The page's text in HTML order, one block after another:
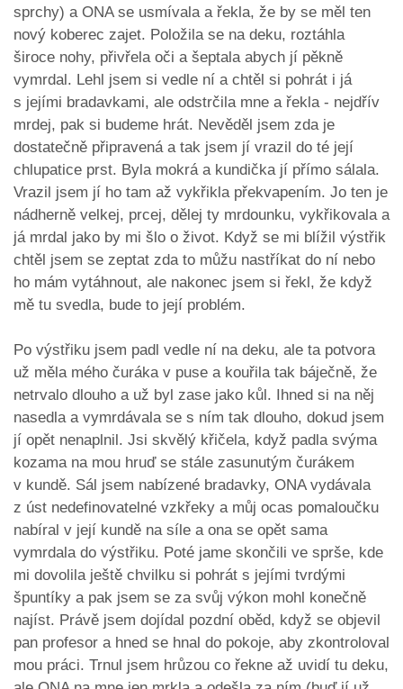
sprchy) a ONA se usmívala a řekla, že by se měl ten
nový koberec zajet. Položila se na deku, roztáhla
široce nohy, přivřela oči a šeptala abych jí pěkně
vymrdal. Lehl jsem si vedle ní a chtěl si pohrát i já
s jejími bradavkami, ale odstrčila mne a řekla - nejdřív
mrdej, pak si budeme hrát. Nevěděl jsem zda je
dostatečně připravená a tak jsem jí vrazil do té její
chlupatice prst. Byla mokrá a kundička jí přímo sálala.
Vrazil jsem jí ho tam až vykřikla překvapením. Jo ten je
nádherně velkej, prcej, dělej ty mrdounku, vykřikovala a
já mrdal jako by mi šlo o život. Když se mi blížil výstřik
chtěl jsem se zeptat zda to můžu nastříkat do ní nebo
ho mám vytáhnout, ale nakonec jsem si řekl, že když
mě tu svedla, bude to její problém.
Po výstřiku jsem padl vedle ní na deku, ale ta potvora
už měla mého čuráka v puse a kouřila tak báječně, že
netrvalo dlouho a už byl zase jako kůl. Ihned si na něj
nasedla a vymrdávala se s ním tak dlouho, dokud jsem
jí opět nenaplnil. Jsi skvělý křičela, když padla svýma
kozama na mou hruď se stále zasunutým čurákem
v kundě. Sál jsem nabízené bradavky, ONA vydávala
z úst nedefinovatelné vzkřeky a můj ocas pomaloučku
nabíral v její kundě na síle a ona se opět sama
vymrdala do výstřiku. Poté jame skončili ve sprše, kde
mi dovolila ještě chvilku si pohrát s jejími tvrdými
špuntíky a pak jsem se za svůj výkon mohl konečně
najíst. Právě jsem dojídal pozdní oběd, když se objevil
pan profesor a hned se hnal do pokoje, aby zkontroloval
mou práci. Trnul jsem hrůzou co řekne až uvidí tu deku,